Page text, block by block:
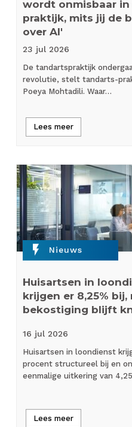
wordt onmisbaar in
praktijk, mits jij de
over AI'
23 jul 2026
De tandartspraktijk
revolutie, stelt tandarts-
Poeya Mohtadili. Waar…
Lees meer
flash_on Nieuws
Huisartsen in
krijgen er 8,25% bij,
bekostiging blijft
16 jul 2026
Huisartsen in loondienst
procent structureel bij en
eenmalige uitkering van
Lees meer